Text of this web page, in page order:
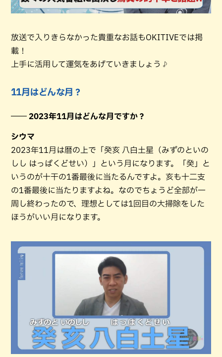
放送で入りきらなかった貴重なお話もOKITIVEでは掲
載！
上手に活用して運気をあげていきましょう♪
11月はどんな月？
―― 2023年11月はどんな月ですか？
シウマ
2023年11月は暦の上で「癸亥 八白土星（みずのといの
しし はっぱくどせい）」という月になります。「癸」と
いうのが十干の1番最後に当たるんですよ。亥も十二支
の1番最後に当たりますよね。なのでちょうど全部が一
周し終わったので、理想としては1回目の大掃除をした
ほうがいい月になります。